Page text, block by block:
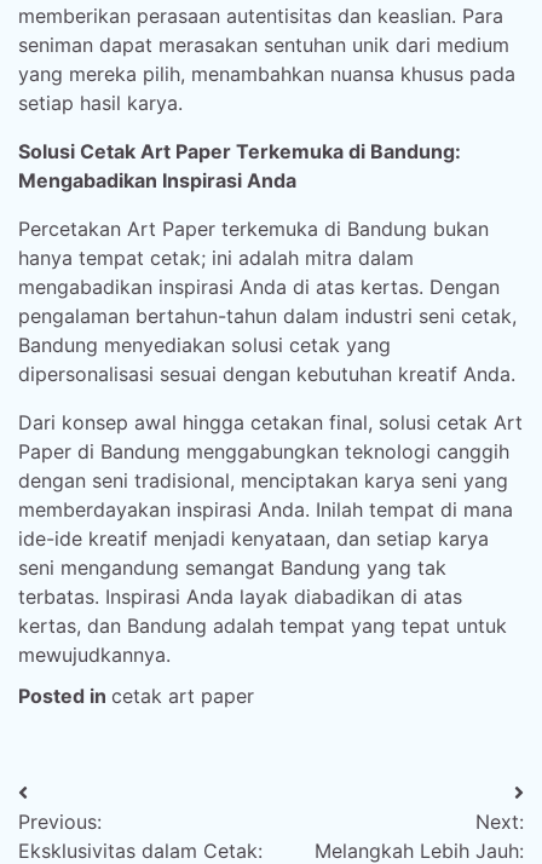
memberikan perasaan autentisitas dan keaslian. Para
seniman dapat merasakan sentuhan unik dari medium
yang mereka pilih, menambahkan nuansa khusus pada
setiap hasil karya.
Solusi Cetak Art Paper Terkemuka di Bandung:
Mengabadikan Inspirasi Anda
Percetakan Art Paper terkemuka di Bandung bukan
hanya tempat cetak; ini adalah mitra dalam
mengabadikan inspirasi Anda di atas kertas. Dengan
pengalaman bertahun-tahun dalam industri seni cetak,
Bandung menyediakan solusi cetak yang
dipersonalisasi sesuai dengan kebutuhan kreatif Anda.
Dari konsep awal hingga cetakan final, solusi cetak Art
Paper di Bandung menggabungkan teknologi canggih
dengan seni tradisional, menciptakan karya seni yang
memberdayakan inspirasi Anda. Inilah tempat di mana
ide-ide kreatif menjadi kenyataan, dan setiap karya
seni mengandung semangat Bandung yang tak
terbatas. Inspirasi Anda layak diabadikan di atas
kertas, dan Bandung adalah tempat yang tepat untuk
mewujudkannya.
Posted in cetak art paper
Post
navigation
Previous:
Eksklusivitas dalam Cetak:
Next:
Melangkah Lebih Jauh: